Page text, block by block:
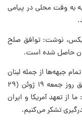
به وقت محلی در پیامی
نوشت: توافق صلح
حاصل شده است.
جبهه‌ها از جمله لبنان
را اعلام کرده‌اند. مراسم امضای رسمی این توافق روز جمعه ۱۹ ژوئن (۲۹
از تعهد آمریکا و ایران
تشکر می‌کنیم.